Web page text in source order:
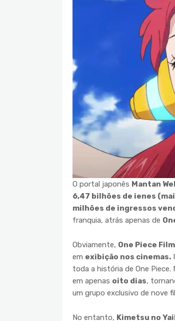
O portal japonês Mantan
6,47 bilhões de ienes
milhões de ingressos
franquia, atrás apenas de
Obviamente, One Piece
em exibição nos cinemas.
toda a história de One Piece.
em apenas oito dias,
um grupo exclusivo de nove
No entanto, Kimetsu no